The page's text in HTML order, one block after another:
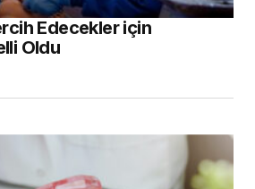
Edecekler için
Oldu